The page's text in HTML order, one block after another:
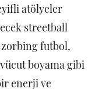
atölyeler
streetball
zorbing futbol,
boyama gibi
enerji ve